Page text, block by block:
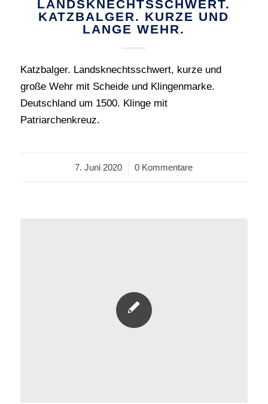
LANDSKNECHTSSCHWERT.
KATZBALGER. KURZE UND
LANGE WEHR.
Katzbalger. Landsknechtsschwert, kurze und
große Wehr mit Scheide und Klingenmarke.
Deutschland um 1500. Klinge mit
Patriarchenkreuz.
7. Juni 2020
/ 0 Kommentare